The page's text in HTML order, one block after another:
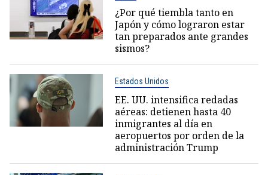
¿Por qué tiembla tanto en
Japón y cómo lograron estar
tan preparados ante grandes
sismos?
Estados Unidos
EE. UU. intensifica redadas
aéreas: detienen hasta 40
inmigrantes al día en
aeropuertos por orden de la
administración Trump